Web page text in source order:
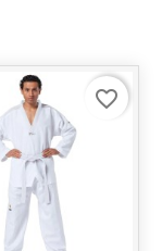
favorite_border